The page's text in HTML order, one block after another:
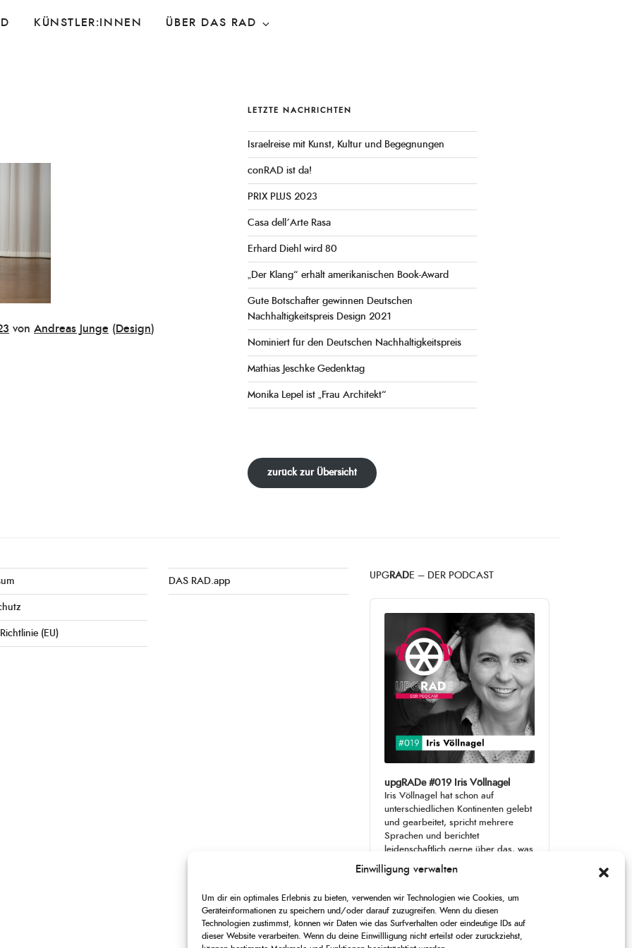
Einwilligung verwalten
Um dir ein optimales Erlebnis zu bieten, verwenden wir Technologien wie Cookies, um
Geräteinformationen zu speichern und/oder darauf zuzugreifen. Wenn du diesen
Technologien zustimmst, können wir Daten wie das Surfverhalten oder eindeutige IDs auf
dieser Website verarbeiten. Wenn du deine Einwillligung nicht erteilst oder zurückziehst,
KÜNSTLER:INNEN ÜBER DAS RAD
von Andreas Junge ( Design)
LETZTE NACHRICHTEN
Israelreise mit Kunst, Kultur und Begegnungen
conRAD ist da!
PRIX PLUS 2023
Casa dell´Arte Rasa
Erhard Diehl wird 80
„Der Klang“ erhält amerikanischen Book-Award
Gute Botschafter gewinnen Deutschen
Nachhaltigkeitspreis Design 2021
Nominiert für den Deutschen Nachhaltigkeitspreis
Mathias Jeschke Gedenktag
Monika Lepel ist „Frau Architekt“
zurück zur Übersicht
(EU)
DAS RAD.app
UPG RADE – DER PODCAST
Audio
Player
upgRADe #019 Iris Völlnagel
Iris Völlnagel hat schon auf
unterschiedlichen Kontinenten gelebt
und gearbeitet, spricht mehrere
Sprachen und berichtet
leidenschaftlich gerne über das, was
sie erlebt – als Journalistin,
CHANGE
PLAYBACK
RATE
1X
SKIP
BACKWARD
PLAY
PAUSE
JUMP
FORWARD
THIS